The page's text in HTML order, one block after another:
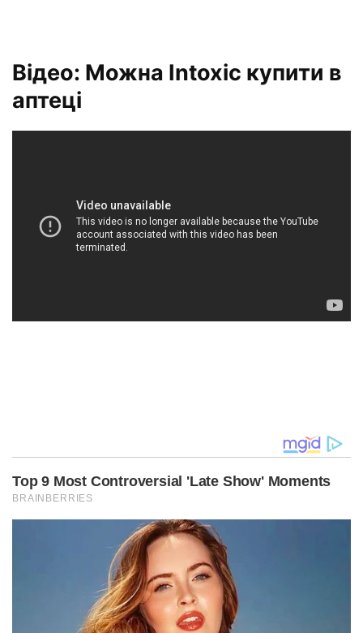
Відео: Можна Intoxic купити в
аптеці